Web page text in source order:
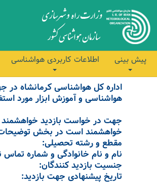
پیش بینی اطلاعات کاربردی هواشناسی
اداره کل هواشناسی کرمانشاه در
هواشناسی و آموزش ابزار مورد
جهت در خواست بازدید خواهشمند
خواهشمند است در بخش توضیحات
مقطع و رشته تحصیلی:
نام و نام خانوادگی و شماره تماس
جنسیت بازدید کنندگان:
تاریخ پیشنهادی جهت بازدید: